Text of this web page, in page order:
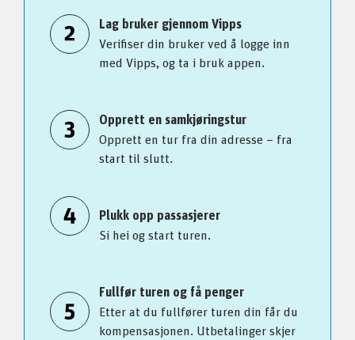
Lag bruker gjennom Vipps
Verifiser din bruker ved å logge inn
med Vipps, og ta i bruk appen.
Opprett en samkjøringstur
Opprett en tur fra din adresse – fra
start til slutt.
Plukk opp passasjerer
Si hei og start turen.
Fullfør turen og få penger
Etter at du fullfører turen din får du
kompensasjonen. Utbetalinger skjer